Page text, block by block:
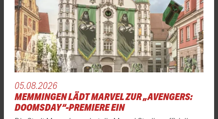
05.08.2026
MEMMINGEN LÄDT MARVEL ZUR „AVENGERS:
DOOMSDAY“-PREMIERE EIN